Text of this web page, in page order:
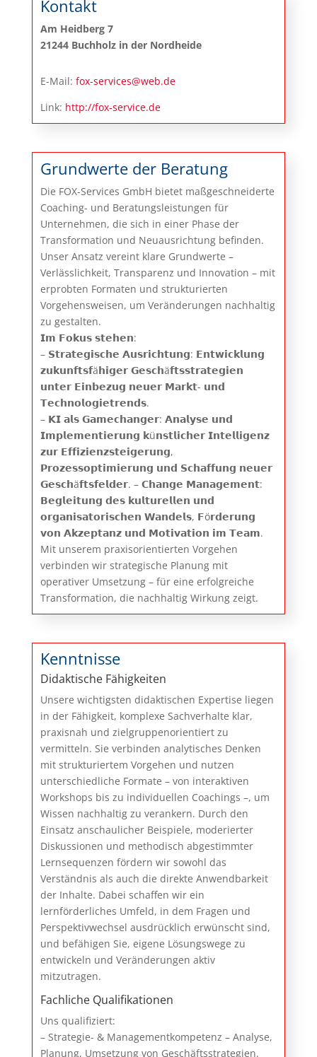
Kontakt
Am Heidberg 7
21244 Buchholz in der Nordheide
E-Mail: fox-services@web.de
Link: http://fox-service.de
Grundwerte der Beratung
Die FOX-Services GmbH bietet maßgeschneiderte
Coaching- und Beratungsleistungen für
Unternehmen, die sich in einer Phase der
Transformation und Neuausrichtung befinden.
Unser Ansatz vereint klare Grundwerte –
Verlässlichkeit, Transparenz und Innovation – mit
erprobten Formaten und strukturierten
Vorgehensweisen, um Veränderungen nachhaltig
zu gestalten.
𝗜𝗺 𝗙𝗼𝗸𝘂𝘀 𝘀𝘁𝗲𝗵𝗲𝗻:
– 𝗦𝘁𝗿𝗮𝘁𝗲𝗴𝗶𝘀𝗰𝗵𝗲 𝗔𝘂𝘀𝗿𝗶𝗰𝗵𝘁𝘂𝗻𝗴: 𝗘𝗻𝘁𝘄𝗶𝗰𝗸𝗹𝘂𝗻𝗴
𝘇𝘂𝗸𝘂𝗻𝗳𝘁𝘀𝗳ä𝗵𝗶𝗴𝗲𝗿 𝗚𝗲𝘀𝗰𝗵ä𝗳𝘁𝘀𝘀𝘁𝗿𝗮𝘁𝗲𝗴𝗶𝗲𝗻
𝘂𝗻𝘁𝗲𝗿 𝗘𝗶𝗻𝗯𝗲𝘇𝘂𝗴 𝗻𝗲𝘂𝗲𝗿 𝗠𝗮𝗿𝗸𝘁- 𝘂𝗻𝗱
𝗧𝗲𝗰𝗵𝗻𝗼𝗹𝗼𝗴𝗶𝗲𝘁𝗿𝗲𝗻𝗱𝘀.
– 𝗞𝗜 𝗮𝗹𝘀 𝗚𝗮𝗺𝗲𝗰𝗵𝗮𝗻𝗴𝗲𝗿: 𝗔𝗻𝗮𝗹𝘆𝘀𝗲 𝘂𝗻𝗱
𝗜𝗺𝗽𝗹𝗲𝗺𝗲𝗻𝘁𝗶𝗲𝗿𝘂𝗻𝗴 𝗸ü𝗻𝘀𝘁𝗹𝗶𝗰𝗵𝗲𝗿 𝗜𝗻𝘁𝗲𝗹𝗹𝗶𝗴𝗲𝗻𝘇
𝘇𝘂𝗿 𝗘𝗳𝗳𝗶𝘇𝗶𝗲𝗻𝘇𝘀𝘁𝗲𝗶𝗴𝗲𝗿𝘂𝗻𝗴,
𝗣𝗿𝗼𝘇𝗲𝘀𝘀𝗼𝗽𝘁𝗶𝗺𝗶𝗲𝗿𝘂𝗻𝗴 𝘂𝗻𝗱 𝗦𝗰𝗵𝗮𝗳𝗳𝘂𝗻𝗴 𝗻𝗲𝘂𝗲𝗿
𝗚𝗲𝘀𝗰𝗵ä𝗳𝘁𝘀𝗳𝗲𝗹𝗱𝗲𝗿. – 𝗖𝗵𝗮𝗻𝗴𝗲 𝗠𝗮𝗻𝗮𝗴𝗲𝗺𝗲𝗻𝘁:
𝗕𝗲𝗴𝗹𝗲𝗶𝘁𝘂𝗻𝗴 𝗱𝗲𝘀 𝗸𝘂𝗹𝘁𝘂𝗿𝗲𝗹𝗹𝗲𝗻 𝘂𝗻𝗱
𝗼𝗿𝗴𝗮𝗻𝗶𝘀𝗮𝘁𝗼𝗿𝗶𝘀𝗰𝗵𝗲𝗻 𝗪𝗮𝗻𝗱𝗲𝗹𝘀, 𝗙ö𝗿𝗱𝗲𝗿𝘂𝗻𝗴
𝘃𝗼𝗻 𝗔𝗸𝘇𝗲𝗽𝘁𝗮𝗻𝘇 𝘂𝗻𝗱 𝗠𝗼𝘁𝗶𝘃𝗮𝘁𝗶𝗼𝗻 𝗶𝗺 𝗧𝗲𝗮𝗺.
Mit unserem praxisorientierten Vorgehen
verbinden wir strategische Planung mit
operativer Umsetzung – für eine erfolgreiche
Transformation, die nachhaltig Wirkung zeigt.
Kenntnisse
Didaktische Fähigkeiten
Unsere wichtigsten didaktischen Expertise liegen
in der Fähigkeit, komplexe Sachverhalte klar,
praxisnah und zielgruppenorientiert zu
vermitteln. Sie verbinden analytisches Denken
mit strukturiertem Vorgehen und nutzen
unterschiedliche Formate – von interaktiven
Workshops bis zu individuellen Coachings –, um
Wissen nachhaltig zu verankern. Durch den
Einsatz anschaulicher Beispiele, moderierter
Diskussionen und methodisch abgestimmter
Lernsequenzen fördern wir sowohl das
Verständnis als auch die direkte Anwendbarkeit
der Inhalte. Dabei schaffen wir ein
lernförderliches Umfeld, in dem Fragen und
Perspektivwechsel ausdrücklich erwünscht sind,
und befähigen Sie, eigene Lösungswege zu
entwickeln und Veränderungen aktiv
mitzutragen.
Fachliche Qualifikationen
Uns qualifiziert:
– Strategie- & Managementkompetenz – Analyse,
Planung, Umsetzung von Geschäftsstrategien.